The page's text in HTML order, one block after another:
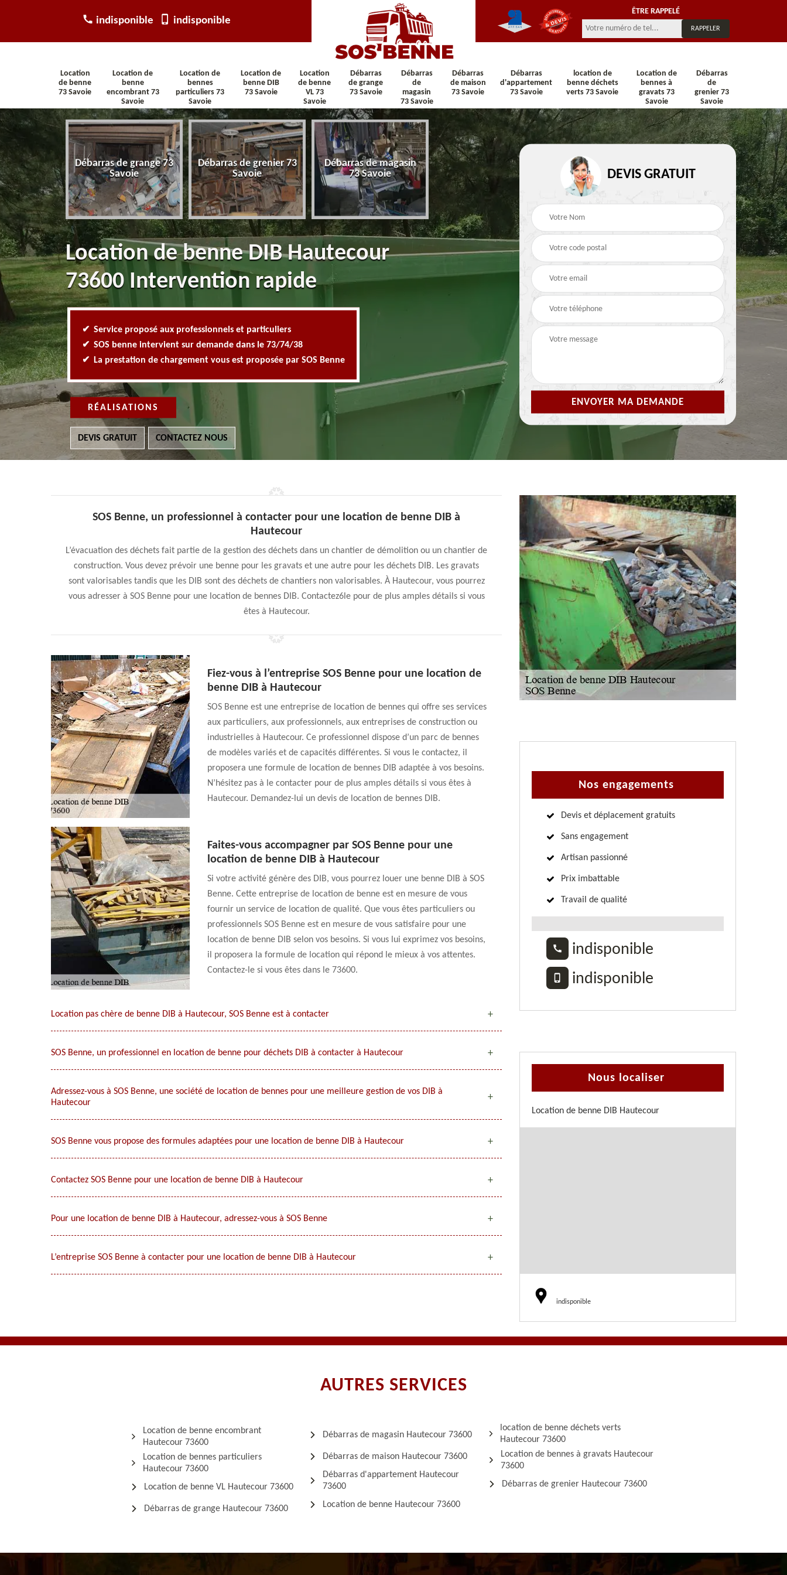
indisponible indisponible
ÊTRE RAPPELÉ
Location
de benne
73 Savoie
Location de
benne
encombrant 73
Savoie
Location de
bennes
particuliers 73
Savoie
Location de
benne DIB
73 Savoie
Location
de benne
VL 73
Savoie
Débarras
de grange
73 Savoie
Débarras
de
magasin
73 Savoie
Débarras
de maison
73 Savoie
Débarras
d'appartement
73 Savoie
location de
benne déchets
verts 73 Savoie
Location de
bennes à
gravats 73
Savoie
Débarras
de
grenier 73
Savoie
73
Débarras de grange 73
Savoie
Débarras de grenier 73
Savoie
Débarras de magasin
73 Savoie
Débarras de maison 73
Savoie
Location de benne 73
Savoie
Location de benne
73 Savoie
Location de benne DIB Hautecour
73600 Intervention rapide
Service proposé aux professionnels et particuliers
SOS benne intervient sur demande dans le 73/74/38
La prestation de chargement vous est proposée par SOS Benne
RÉALISATIONS
DEVIS GRATUIT CONTACTEZ NOUS
DEVIS GRATUIT
SOS Benne, un professionnel à contacter pour une location de benne DIB à
Hautecour
L’évacuation des déchets fait partie de la gestion des déchets dans un chantier de démolition ou un chantier de
construction. Vous devez prévoir une benne pour les gravats et une autre pour les déchets DIB. Les gravats
sont valorisables tandis que les DIB sont des déchets de chantiers non valorisables. À Hautecour, vous pourrez
vous adresser à SOS Benne pour une location de bennes DIB. Contactez6le pour de plus amples détails si vous
êtes à Hautecour.
Fiez-vous à l’entreprise SOS Benne pour une location de
benne DIB à Hautecour
SOS Benne est une entreprise de location de bennes qui offre ses services
aux particuliers, aux professionnels, aux entreprises de construction ou
industrielles à Hautecour. Ce professionnel dispose d’un parc de bennes
de modèles variés et de capacités différentes. Si vous le contactez, il
proposera une formule de location de bennes DIB adaptée à vos besoins.
N’hésitez pas à le contacter pour de plus amples détails si vous êtes à
Hautecour. Demandez-lui un devis de location de bennes DIB.
Faites-vous accompagner par SOS Benne pour une
location de benne DIB à Hautecour
Si votre activité génère des DIB, vous pourrez louer une benne DIB à SOS
Benne. Cette entreprise de location de benne est en mesure de vous
fournir un service de location de qualité. Que vous êtes particuliers ou
professionnels SOS Benne est en mesure de vous satisfaire pour une
location de benne DIB selon vos besoins. Si vous lui exprimez vos besoins,
il proposera la formule de location qui répond le mieux à vos attentes.
Contactez-le si vous êtes dans le 73600.
Location pas chère de benne DIB à Hautecour, SOS Benne est à contacter
SOS Benne, un professionnel en location de benne pour déchets DIB à contacter à Hautecour
Adressez-vous à SOS Benne, une société de location de bennes pour une meilleure gestion de vos DIB à
Hautecour
SOS Benne vous propose des formules adaptées pour une location de benne DIB à Hautecour
Contactez SOS Benne pour une location de benne DIB à Hautecour
Pour une location de benne DIB à Hautecour, adressez-vous à SOS Benne
L’entreprise SOS Benne à contacter pour une location de benne DIB à Hautecour
Nos engagements
Devis et déplacement gratuits
Sans engagement
Artisan passionné
Prix imbattable
Travail de qualité
indisponible
indisponible
Nous localiser
Location de benne DIB Hautecour
indisponible
AUTRES SERVICES
Location de benne encombrant
Hautecour 73600
Location de bennes particuliers
Hautecour 73600
Location de benne VL Hautecour 73600
Débarras de grange Hautecour 73600
Débarras de magasin Hautecour 73600
Débarras de maison Hautecour 73600
Débarras d'appartement Hautecour
73600
Location de benne Hautecour 73600
location de benne déchets verts
Hautecour 73600
Location de bennes à gravats Hautecour
73600
Débarras de grenier Hautecour 73600